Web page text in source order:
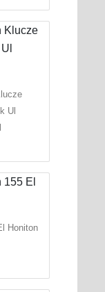
Ul
Honiton